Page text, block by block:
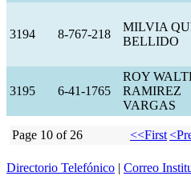
3194 8-767-218
MILVIA
BELLIDO
3195 6-41-1765
ROY
RAMIREZ
VARGAS
Page 10 of 26 <<First
Directorio Telefónico | Correo